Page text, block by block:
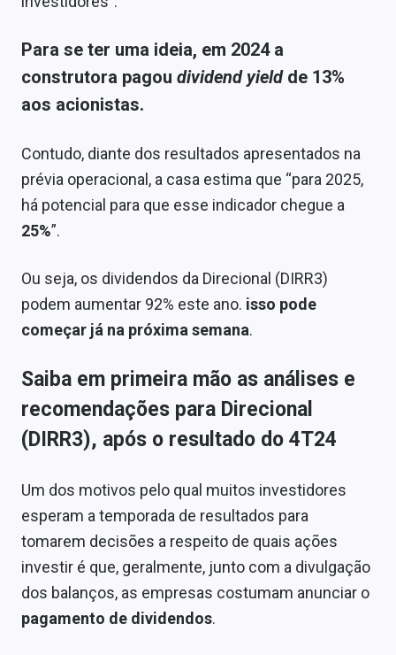
Para se ter uma ideia, em 2024 a
construtora pagou dividend yield de 13%
aos acionistas.
Contudo, diante dos resultados apresentados na
prévia operacional, a casa estima que “para 2025,
há potencial para que esse indicador chegue a
25%”.
Ou seja, os dividendos da Direcional (DIRR3)
podem aumentar 92% este ano. isso pode
começar já na próxima semana.
Saiba em primeira mão as análises e
recomendações para Direcional
(DIRR3), após o resultado do 4T24
Um dos motivos pelo qual muitos investidores
esperam a temporada de resultados para
tomarem decisões a respeito de quais ações
investir é que, geralmente, junto com a divulgação
dos balanços, as empresas costumam anunciar o
pagamento de dividendos.